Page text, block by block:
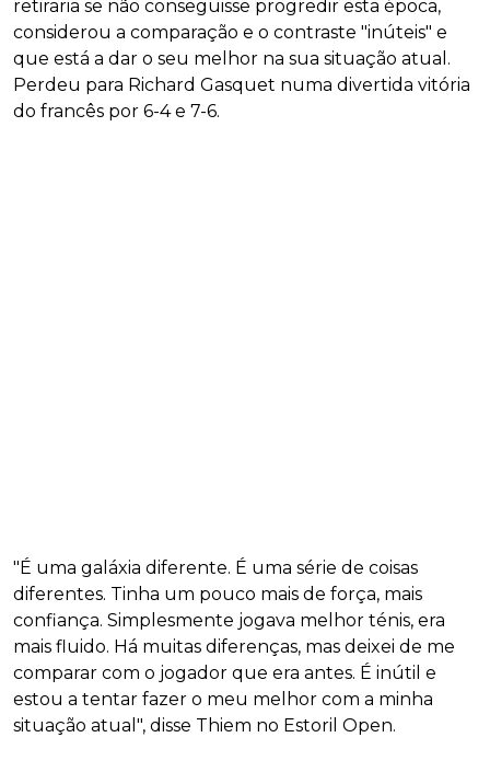
retiraria se não conseguisse progredir esta época,
considerou a comparação e o contraste "inúteis" e
que está a dar o seu melhor na sua situação atual.
Perdeu para Richard Gasquet numa divertida vitória
do francês por 6-4 e 7-6.
"É uma galáxia diferente. É uma série de coisas
diferentes. Tinha um pouco mais de força, mais
confiança. Simplesmente jogava melhor ténis, era
mais fluido. Há muitas diferenças, mas deixei de me
comparar com o jogador que era antes. É inútil e
estou a tentar fazer o meu melhor com a minha
situação atual", disse Thiem no Estoril Open.